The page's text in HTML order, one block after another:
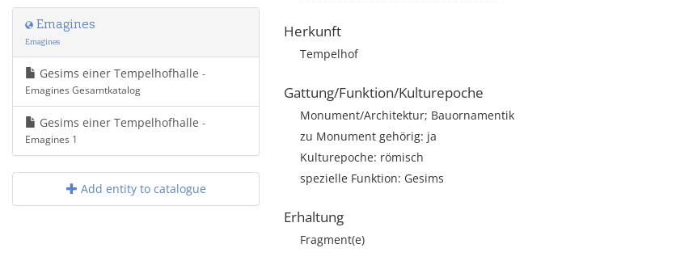
Emagines
Emagines
Gesims einer Tempelhofhalle -
Emagines Gesamtkatalog
Gesims einer Tempelhofhalle -
Emagines 1
Add entity to catalogue
Herkunft
Tempelhof
Gattung/Funktion/Kulturepoche
Monument/Architektur; Bauornamentik
zu Monument gehörig: ja
Kulturepoche: römisch
spezielle Funktion: Gesims
Erhaltung
Fragment(e)